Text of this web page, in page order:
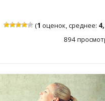
(1 оценок, среднее:
894